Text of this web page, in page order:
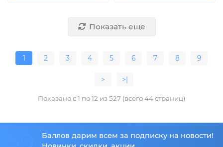
Показать еще
1 2 3 4 5 6 7 8 9
> >|
Показано с 1 по 12 из 527 (всего 44 страниц)
Баллов дарим всем за подписку на новости!